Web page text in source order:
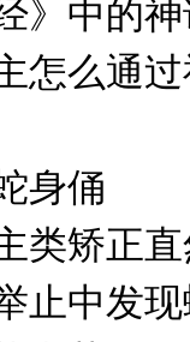
》中的
怎么通
身俑
类矫正
止中发